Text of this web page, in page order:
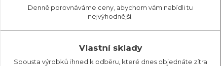
Denně porovnáváme ceny, abychom vám nabídli tu
nejvýhodnější.
Vlastní sklady
Spousta výrobků ihned k odběru, které dnes objednáte zítra